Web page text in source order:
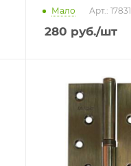
Мало Арт.: 17831
280 руб./шт